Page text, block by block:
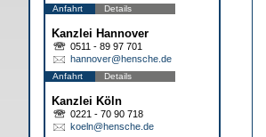
Anfahrt Details
Kanzlei Hannover
0511 - 89 97 701
hannover@hensche.de
Anfahrt Details
Kanzlei Köln
0221 - 70 90 718
koeln@hensche.de